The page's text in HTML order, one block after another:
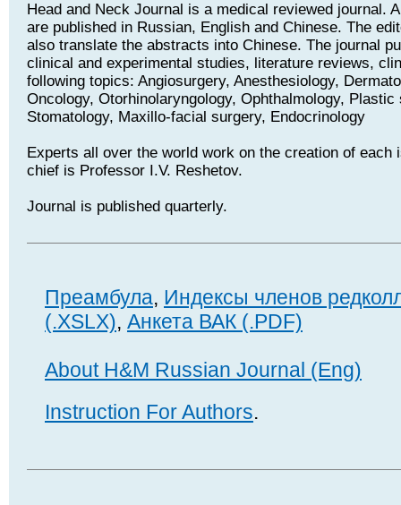
Head and Neck Journal is a medical reviewed journal.
are published in Russian, English and Chinese. The
also translate the abstracts into Chinese. The journal
clinical and experimental studies, literature reviews,
following topics: Angiosurgery, Anesthesiology,
Oncology, Otorhinolaryngology, Ophthalmology, Plastic
Stomatology, Maxillo-facial surgery, Endocrinology
Experts all over the world work on the creation of each
chief is Professor I.V. Reshetov.
Journal is published quarterly.
Преамбула, Индексы членов
(.XSLX), Анкета ВАК (.PDF)
About H&M Russian Journal (Eng)
Instruction For Authors.